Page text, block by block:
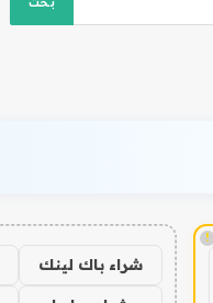
!
شراء باك لينك